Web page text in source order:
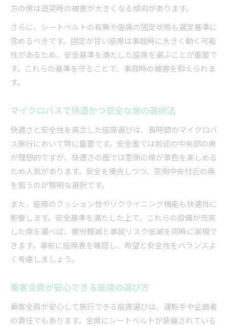
方の席は追突時の被害が大きくなる傾向があります。
さらに、シートベルトの有無や座席の固定状態も選定基準に
含めるべきです。固定が甘い座席は事故時に大きく動く可能
性があるため、安全基準を満たした座席を選ぶことが重要で
す。これらの基準を守ることで、事故時の被害を抑えられま
す。
マイクロバスで快適かつ安全な席の選択法
快適さと安全性を両立した座席選びは、長時間のマイクロバ
ス旅行において特に重要です。安全面では前述の中央部の席
が理想的ですが、快適さの面では窓側の席が景色を楽しめる
ため人気があります。安全を優先しつつ、窓側中央付近の席
を狙うのが賢明な選択です。
また、座席のクッション性やリクライニング機能も快適性に
影響します。安全基準を満たした上で、これらの設備が充実
した席を選べば、疲労軽減と事故リスク低減を同時に実現で
きます。事前に座席表を確認し、希望と安全性をバランスよ
く考慮しましょう。
乗客全員が安心できる座席の選び方
乗客全員が安心して旅行できる座席選びは、運転手や企画者
の責任でもあります。全席にシートベルトが装備されている